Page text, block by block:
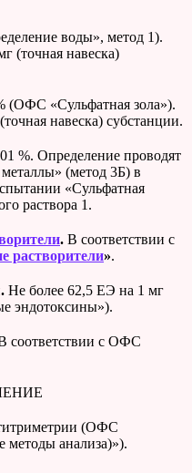
воды», метод 1).
(точная навеска)
(ОФС «Сульфатная зола»).
навеска) субстанции.
%. Определение проводят
(метод 3Б) в
«Сульфатная
раствора 1.
. В соответствии с
растворители».
Не более 62,5 ЕЭ на 1 мг
эндотоксины»).
соответствии с ОФС
(ОФС
методы анализа)»).